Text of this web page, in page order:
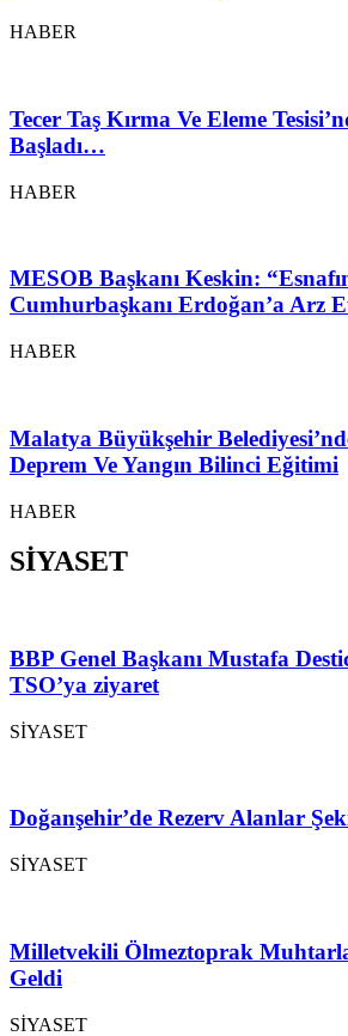
HABER
Tecer Taş Kırma Ve Eleme
Başladı…
HABER
MESOB Başkanı Keskin:
Cumhurbaşkanı Erdoğan’a Arz
HABER
Malatya Büyükşehir
Deprem Ve Yangın Bilinci Eğitimi
HABER
SİYASET
BBP Genel Başkanı Mustafa
TSO’ya ziyaret
SİYASET
Doğanşehir’de Rezerv Alanlar
SİYASET
Milletvekili Ölmeztoprak
Geldi
SİYASET